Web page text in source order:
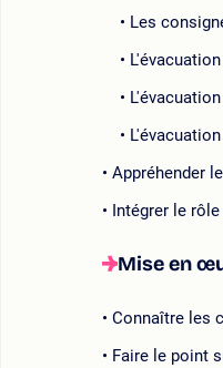
Les
Appréhender
Intégrer le
Mise en
Connaître les
Faire le point